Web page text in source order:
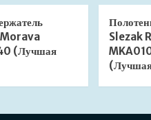
Morava
(Лучшая
Slezak